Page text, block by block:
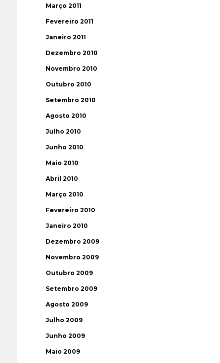
Março 2011
Fevereiro 2011
Janeiro 2011
Dezembro 2010
Novembro 2010
Outubro 2010
Setembro 2010
Agosto 2010
Julho 2010
Junho 2010
Maio 2010
Abril 2010
Março 2010
Fevereiro 2010
Janeiro 2010
Dezembro 2009
Novembro 2009
Outubro 2009
Setembro 2009
Agosto 2009
Julho 2009
Junho 2009
Maio 2009